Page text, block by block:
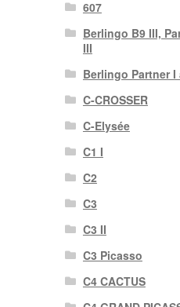
607
Berlingo B9 III,
III
Berlingo Partner I
C-CROSSER
C-Elysée
C1 I
C2
C3
C3 II
C3 Picasso
C4 CACTUS